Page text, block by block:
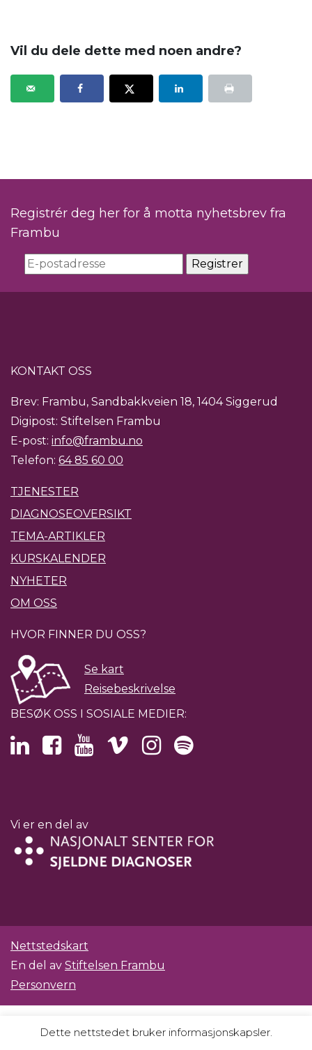
Vil du dele dette med noen andre?
Registrér deg her for å motta nyhetsbrev fra
Frambu
KONTAKT OSS
Brev: Frambu, Sandbakkveien 18, 1404 Siggerud
Digipost: Stiftelsen Frambu
E-post: info@frambu.no
Telefon: 64 85 60 00
TJENESTER
DIAGNOSEOVERSIKT
TEMA-ARTIKLER
KURSKALENDER
NYHETER
OM OSS
HVOR FINNER DU OSS?
Se kart
Reisebeskrivelse
BESØK OSS I SOSIALE MEDIER:
Vi er en del av
Nettstedskart
En del av Stiftelsen Frambu
Personvern
Dette nettstedet bruker informasjonskapsler.